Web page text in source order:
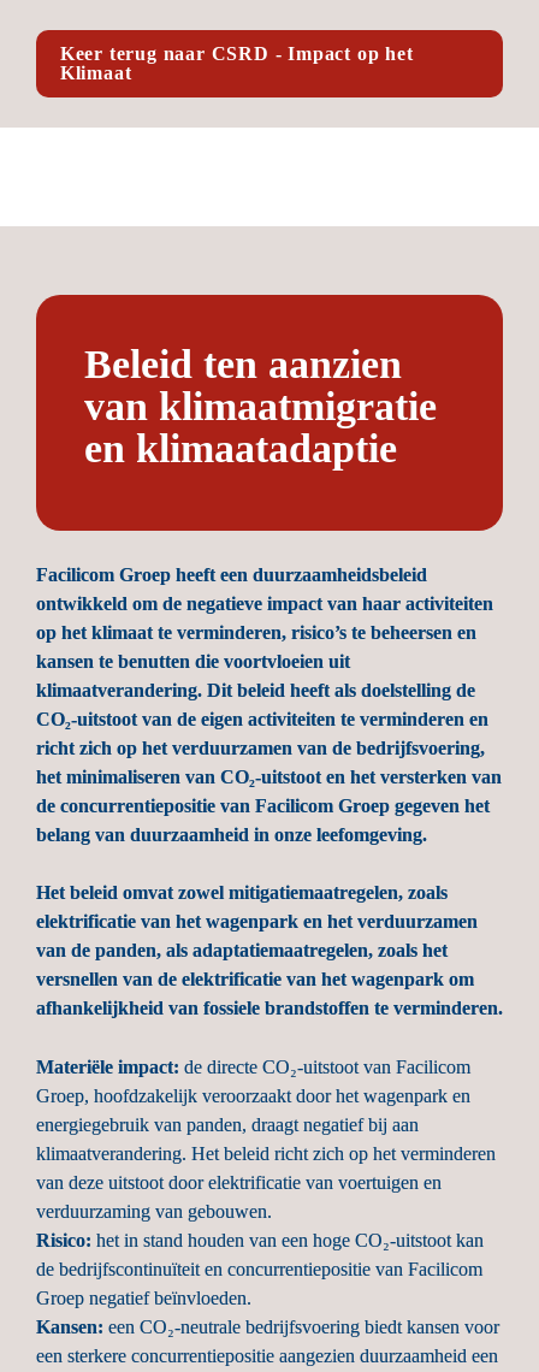
Beleid ten aanzien
van klimaat­migratie
en klimaat­adaptie
Facilicom Groep heeft een duurzaamheidsbeleid
ontwikkeld om de negatieve impact van haar activiteiten
op het klimaat te verminderen, risico’s te beheersen en
kansen te benutten die voortvloeien uit
klimaatverandering. Dit beleid heeft als doelstelling de
CO₂-uitstoot van de eigen activiteiten te verminderen en
richt zich op het verduurzamen van de bedrijfsvoering,
het minimaliseren van CO₂-uitstoot en het versterken van
de concurrentiepositie van Facilicom Groep gegeven het
belang van duurzaamheid in onze leefomgeving.
Het beleid omvat zowel mitigatiemaatregelen, zoals
elektrificatie van het wagenpark en het verduurzamen
van de panden, als adaptatiemaatregelen, zoals het
versnellen van de elektrificatie van het wagenpark om
afhankelijkheid van fossiele brandstoffen te verminderen.
Materiële impact: de directe CO₂-uitstoot van Facilicom
Groep, hoofdzakelijk veroorzaakt door het wagenpark en
energiegebruik van panden, draagt negatief bij aan
klimaatverandering. Het beleid richt zich op het verminderen
van deze uitstoot door elektrificatie van voertuigen en
Risico: het in stand houden van een hoge CO₂-uitstoot kan
de bedrijfscontinuïteit en concurrentiepositie van Facilicom
Kansen: een CO₂-neutrale bedrijfsvoering biedt kansen voor
een sterkere concurrentiepositie aangezien duurzaamheid een
Keer terug naar CSRD - Impact op het
Klimaat